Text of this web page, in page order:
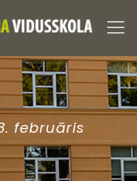
februāris